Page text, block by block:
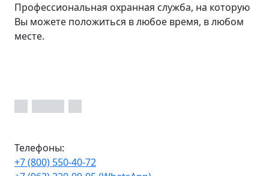
Профессиональная охранная служба, на которую
Вы можете положиться в любое время, в любом
месте.
Телефоны:
+7 (800) 550-40-72